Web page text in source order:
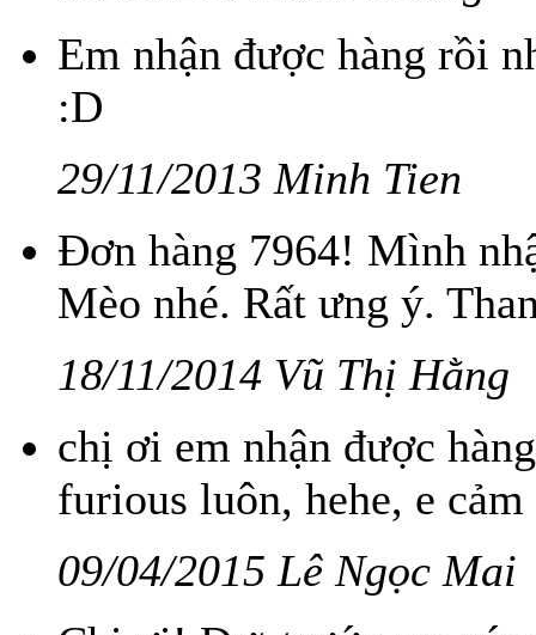
Em nhận được hàng rồi
:D
29/11/2013 Minh Tien
Đơn hàng 7964! Mình
Mèo nhé. Rất ưng ý.
18/11/2014 Vũ Thị Hằng
chị ơi em nhận được
furious luôn, hehe, e
09/04/2015 Lê Ngọc Mai